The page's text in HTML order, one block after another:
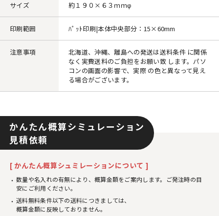
サイズ 約１９０×６３ｍｍφ
印刷範囲 ﾊﾟｯﾄ印刷|本体中央部分：15×60mm
注意事項
北海道、沖縄、離島への発送は送料条件 に関係
なく実費送料のご負担をお願い致 します。パソ
コンの画面の影響で、実際 の色と異なって見え
る場合がございます。
かんたん概算シミュレーション
見積依頼
[ かんたん概算シュミレーションについて ]
数量や名入れの有無により、概算金額をご案内します。ご発注時の目
安にご利用ください。
送料無料条件以下の送料につきましては、
概算金額に反映しておりません。